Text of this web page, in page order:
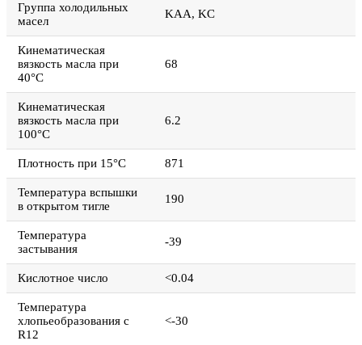
Группа холодильных
масел
KAA, KC
Кинематическая
вязкость масла при
40°С
68
Кинематическая
вязкость масла при
100°С
6.2
Плотность при 15°С 871
Температура вспышки
в открытом тигле
190
Температура
застывания
-39
Кислотное число <0.04
Температура
хлопьеобразования с
R12
<-30